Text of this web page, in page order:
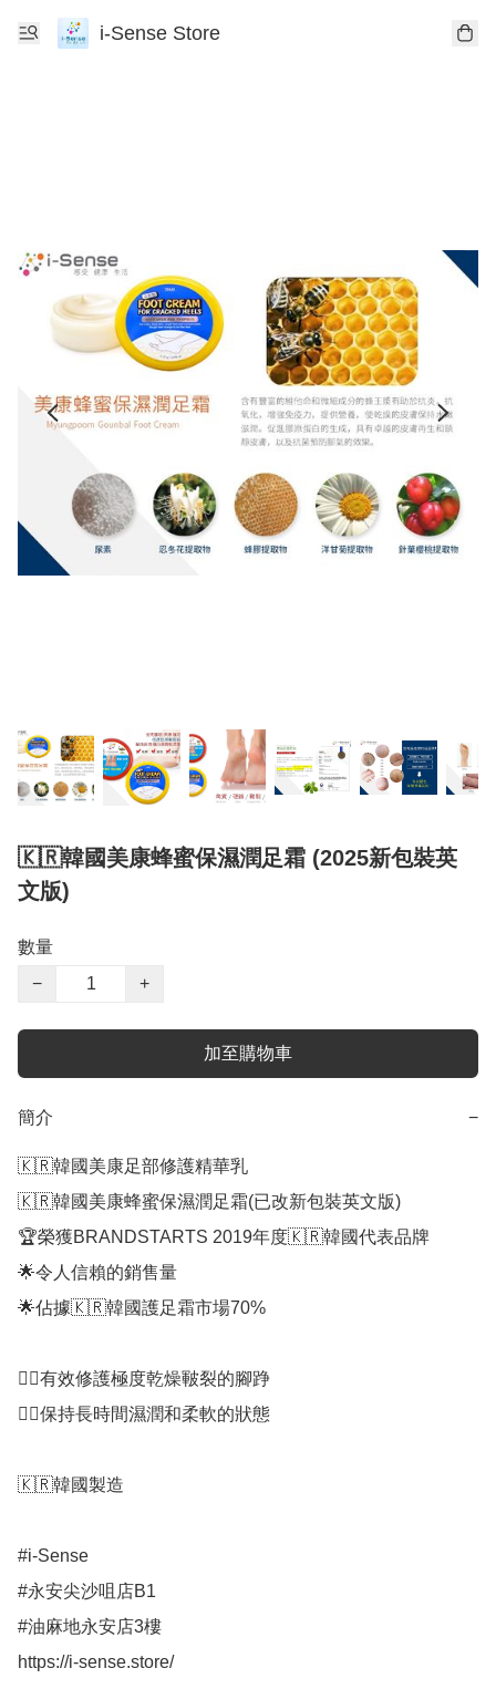
i-Sense Store
🇰🇷韓國美康蜂蜜保濕潤足霜 (2025新包裝英
文版)
數量
−
+
加至購物車
簡介 −
🇰🇷韓國美康足部修護精華乳
🇰🇷韓國美康蜂蜜保濕潤足霜(已改新包裝英文版)
🏆榮獲BRANDSTARTS 2019年度🇰🇷韓國代表品牌
🌟令人信賴的銷售量
🌟佔據🇰🇷韓國護足霜市場70%
👍🏻有效修護極度乾燥皸裂的腳踭
👍🏻保持長時間濕潤和柔軟的狀態
🇰🇷韓國製造
#i-Sense
#永安尖沙咀店B1
#油麻地永安店3樓
https://i-sense.store/